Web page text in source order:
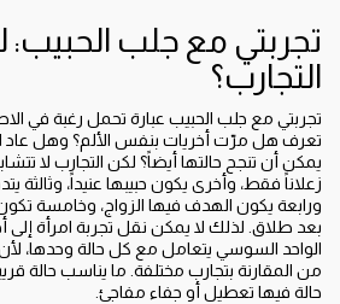
تجربتي مع جلب الحبيب:
التجارب؟
تجربتي مع جلب الحبيب عبارة تحمل رغبة في
تعرف هل مرّت أخريات بنفس الألم؟ وهل عاد
يمكن أن تنجح حالتها أيضاً؟ لكن التجارب لا
زعلاناً فقط، وأخرى يكون حبيبها عنيداً، وثالثة
ورابعة يكون الهدف فيها الزواج، وخامسة
بعد طلاق. لذلك لا يمكن نقل تجربة امرأة إلى
الواحد السوسي يتعامل مع كل حالة وحدها،
من المقارنة بتجارب مختلفة. ما يناسب حالة
حالة فيها تعطيل أو جفاء مفاجئ.